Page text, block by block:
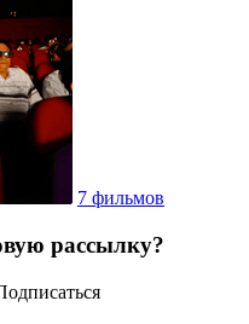
7 фильмов
рассылку?